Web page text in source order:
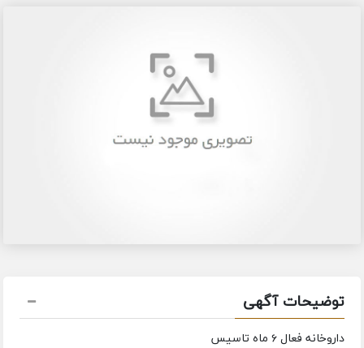
توضیحات آگهی
داروخانه فعال ۶ ماه تاسیس